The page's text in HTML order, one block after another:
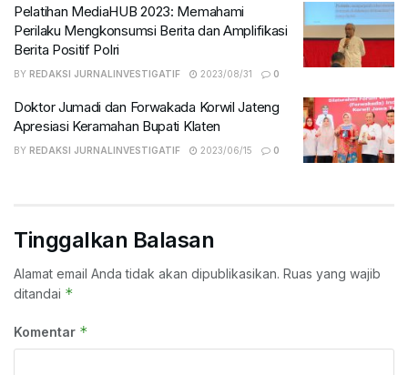
Pelatihan MediaHUB 2023: Memahami
Perilaku Mengkonsumsi Berita dan Amplifikasi
Berita Positif Polri
BY REDAKSI JURNALINVESTIGATIF 2023/08/31 0
Doktor Jumadi dan Forwakada Korwil Jateng
Apresiasi Keramahan Bupati Klaten
BY REDAKSI JURNALINVESTIGATIF 2023/06/15 0
Tinggalkan Balasan
Alamat email Anda tidak akan dipublikasikan. Ruas yang wajib
ditandai *
Komentar *